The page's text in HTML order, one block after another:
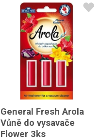
General Fresh Arola
Vůně do vysavače
Flower 3ks